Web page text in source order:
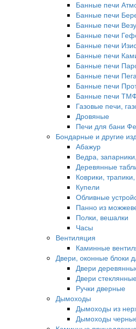
Банные печи
Банные печи
Банные печи
Банные печи
Банные печи
Банные печи
Банные печи
Банные печи
Банные печи
Банные печи
Газовые печи,
Дровяные
Печи для бани
Бондарные и другие
Абажур
Ведра,
Деревянные
Коврики,
Купели
Обливные
Панно из
Полки, вешалки
Часы
Вентиляция
Каминные
Двери, оконные блоки
Двери
Двери
Ручки дверные
Дымоходы
Дымоходы из
Дымоходы